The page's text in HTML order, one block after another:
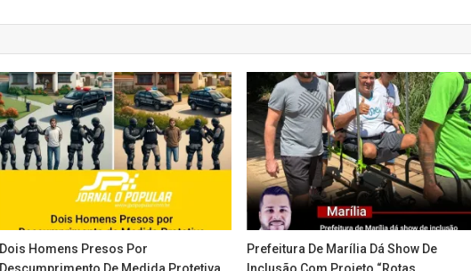
Dois Homens Presos Por
Prefeitura De Marília Dá Show De